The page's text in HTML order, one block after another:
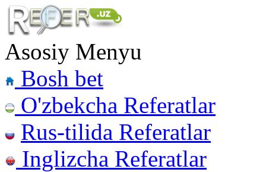
Asosiy Menyu
Bosh bet
O'zbekcha Referatlar
Rus-tilida Referatlar
Inglizcha Referatlar